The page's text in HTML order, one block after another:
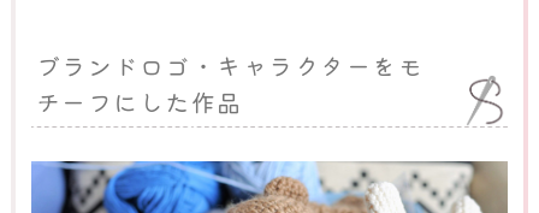
ブランドロゴ・キャラクターをモ
チーフにした作品